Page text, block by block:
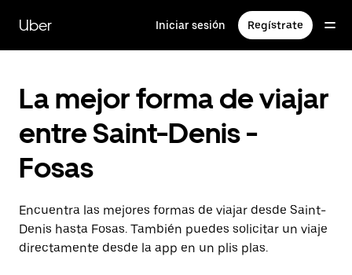
contenido
principal
Uber Iniciar sesión Regístrate
La mejor forma de viajar
entre Saint-Denis -
Fosas
Encuentra las mejores formas de viajar desde Saint-
Denis hasta Fosas. También puedes solicitar un viaje
directamente desde la app en un plis plas.